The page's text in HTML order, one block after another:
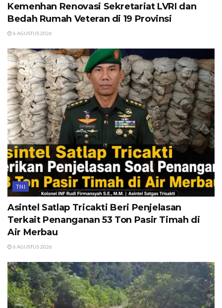
Kemenhan Renovasi Sekretariat LVRI dan
Bedah Rumah Veteran di 19 Provinsi
6 AGUSTUS 2026
TNI
Asintel Satlap Tricakti Beri Penjelasan
Terkait Penanganan 53 Ton Pasir Timah di
Air Merbau
6 AGUSTUS 2026